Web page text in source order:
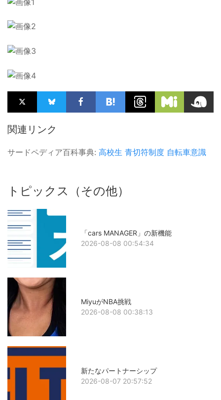
関連リンク
サードペディア百科事典: 高校生 青切符制度 自転車意識
トピックス（その他）
「cars MANAGER」の新機能
2026-08-08 00:54:34
MiyuがNBA挑戦
2026-08-08 00:38:13
新たなパートナーシップ
2026-08-07 20:57:52